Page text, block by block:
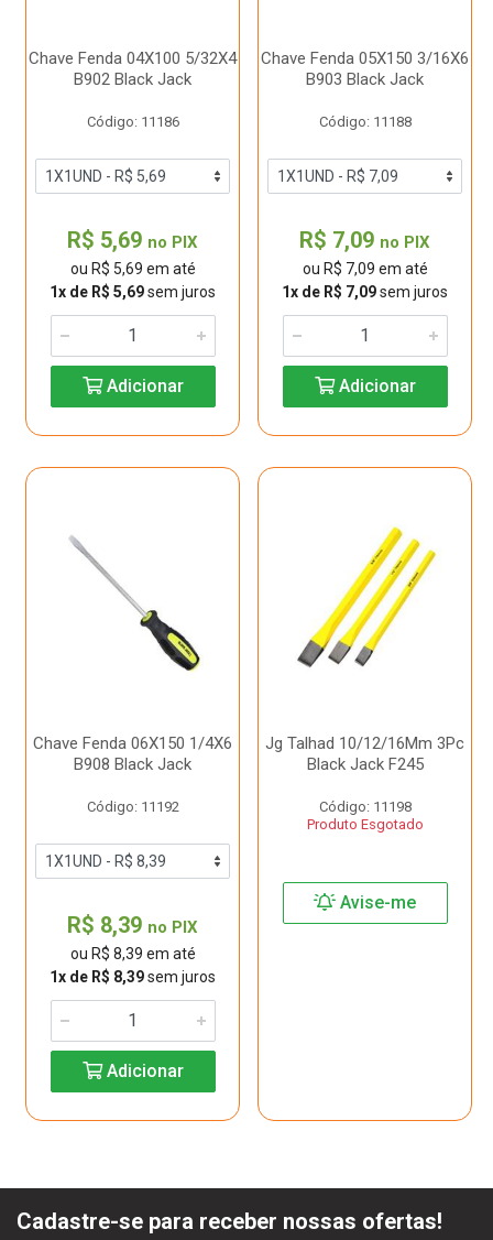
Chave Fenda 04X100 5/32X4
B902 Black Jack
Código: 11186
R$ 5,69 no PIX
ou R$ 5,69 em até
1x de R$ 5,69sem juros
Adicionar
Chave Fenda 05X150 3/16X6
B903 Black Jack
Código: 11188
R$ 7,09 no PIX
ou R$ 7,09 em até
1x de R$ 7,09sem juros
Adicionar
Chave Fenda 06X150 1/4X6
B908 Black Jack
Código: 11192
R$ 8,39 no PIX
ou R$ 8,39 em até
1x de R$ 8,39sem juros
Adicionar
Jg Talhad 10/12/16Mm 3Pc
Black Jack F245
Código: 11198
Produto Esgotado
Avise-me
Cadastre-se para receber nossas ofertas!